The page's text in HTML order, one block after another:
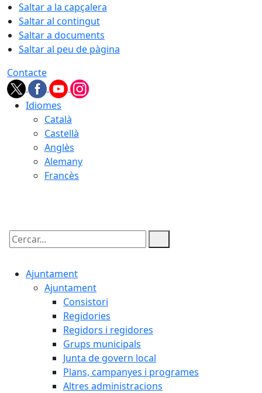
Saltar a la capçalera
Saltar al contingut
Saltar a documents
Saltar al peu de pàgina
Contacte
Idiomes
Català
Castellà
Anglès
Alemany
Francès
Cercar:
Ajuntament
Ajuntament
Consistori
Regidories
Regidors i regidores
Grups municipals
Junta de govern local
Plans, campanyes i programes
Altres administracions